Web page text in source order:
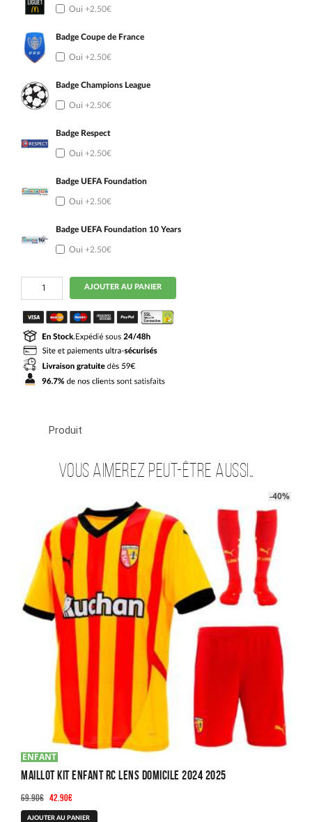
Oui +2.50€
Badge Coupe de France
Oui +2.50€
Badge Champions League
Oui +2.50€
Badge Respect
Oui +2.50€
Badge UEFA Foundation
Oui +2.50€
Badge UEFA Foundation 10 Years
Oui +2.50€
quantité
Maillot
RC
Lens
Domicile
2024
2025
Frankowski
AJOUTER AU PANIER
Produit
Vous aimerez peut-être aussi…
ENFANT
-40%
Maillot Kit Enfant RC Lens Domicile 2024 2025
69.90€ Le
prix
42.90€Le
prix
AJOUTER AU PANIER